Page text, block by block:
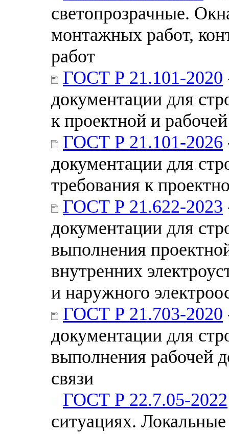
светопрозрачные.
монтажных работ,
работ
ГОСТ Р 21.101-2020
документации для
к проектной и
ГОСТ Р 21.101-2026
документации для
требования к
ГОСТ Р 21.622-2023
документации для
выполнения
внутренних
и наружного
ГОСТ Р 21.703-2020
документации для
выполнения рабочей
связи
ГОСТ Р 22.7.05-2022
ситуациях.